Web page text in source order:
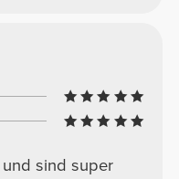
sind super